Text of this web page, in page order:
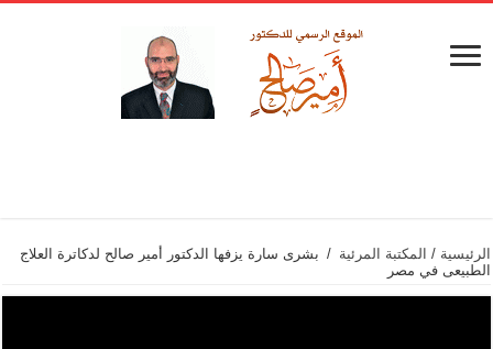
الرئيسية / المكتبة المرئية / بشرى سارة يزفها الدكتور أمير صالح لدكاترة العلاج
الطبيعى في مصر